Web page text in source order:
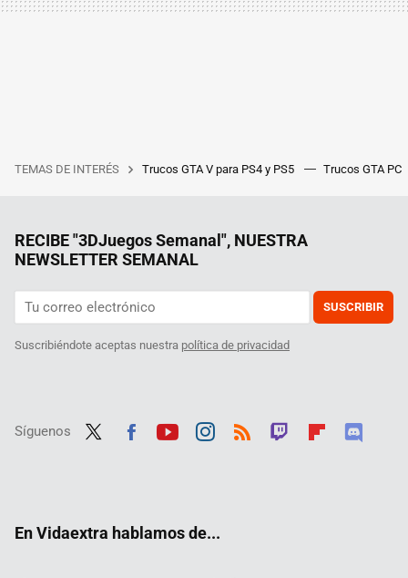
TEMAS DE INTERÉS Trucos GTA V para PS4 y PS5 Trucos GTA PC
RECIBE "3DJuegos Semanal", NUESTRA
NEWSLETTER SEMANAL
SUSCRIBIR
Suscribiéndote aceptas nuestra política de privacidad
Síguenos
En Vidaextra hablamos de...